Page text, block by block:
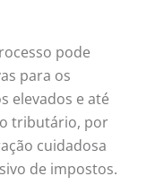
pode
para os
elevados e até
tributário, por
cuidadosa
de impostos.